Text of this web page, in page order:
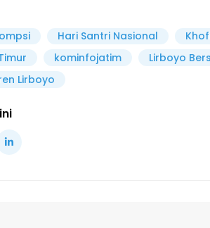
Hari Santri Nasional
kominfojatim
Lirboyo
Lirboyo